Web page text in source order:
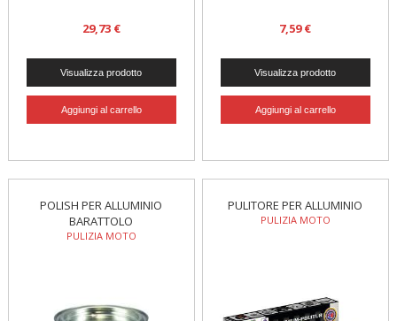
29,73 € 7,59 €
POLISH PER ALLUMINIO
BARATTOLO
PULIZIA MOTO
PULITORE PER ALLUMINIO
PULIZIA MOTO